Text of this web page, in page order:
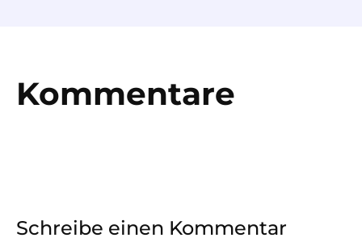
Kommentare
Schreibe einen Kommentar